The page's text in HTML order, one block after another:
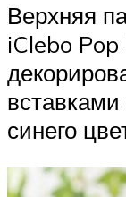
Верхняя
iClebo
вставками
синего